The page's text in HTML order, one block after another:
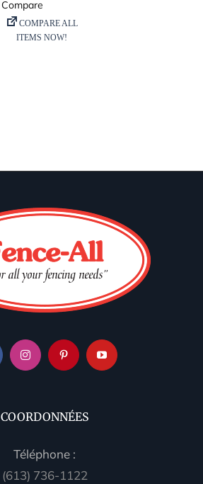
COORDONNÉES
Téléphone :
(613) 736-1122